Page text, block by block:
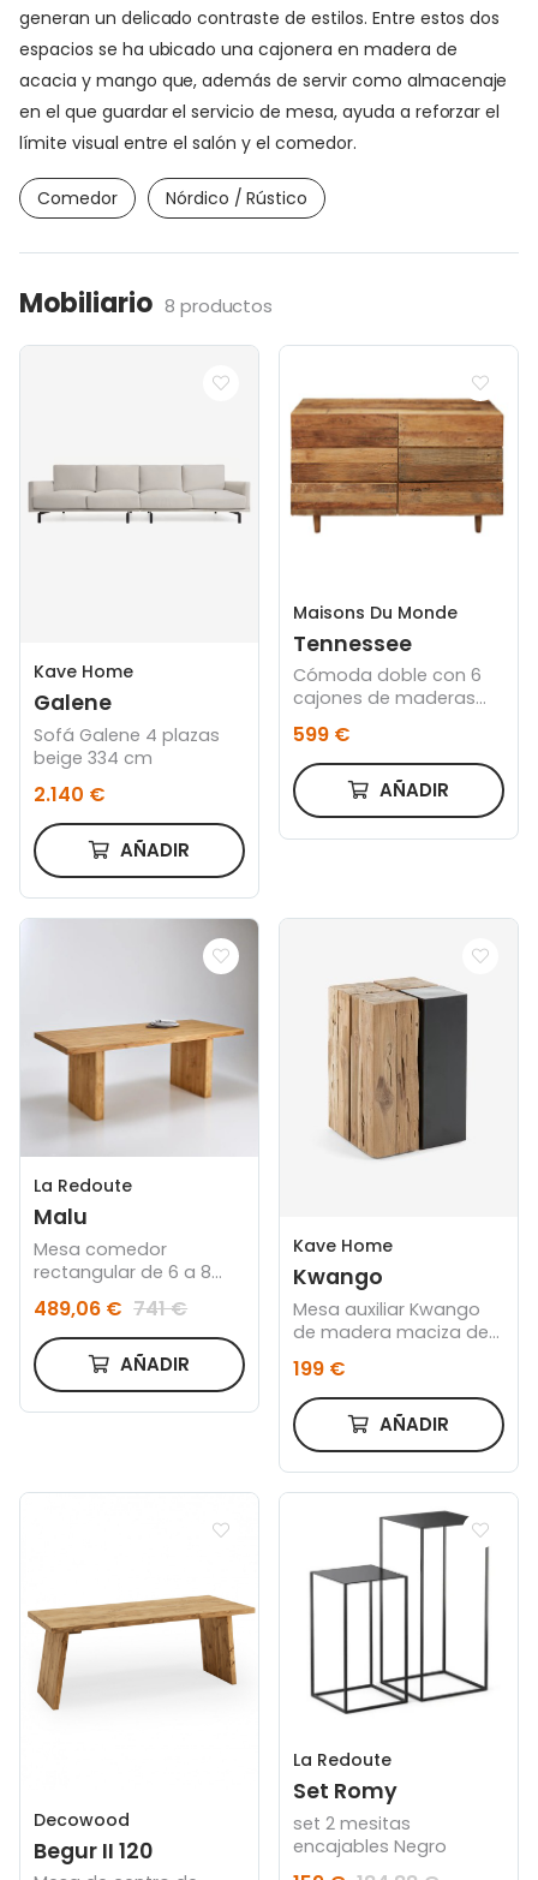
generan un delicado contraste de estilos. Entre estos dos
espacios se ha ubicado una cajonera en madera de
acacia y mango que, además de servir como almacenaje
en el que guardar el servicio de mesa, ayuda a reforzar el
límite visual entre el salón y el comedor.
Comedor Nórdico / Rústico
Mobiliario 8 productos
Kave Home
Galene
Sofá Galene 4 plazas
beige 334 cm
2.140 €
AÑADIR
Maisons Du Monde
Tennessee
Cómoda doble con 6
cajones de maderas
recicladas
599 €
AÑADIR
La Redoute
Malu
Mesa comedor
rectangular de 6 a 8
plazas
489,06 € 741 €
AÑADIR
Kave Home
Kwango
Mesa auxiliar Kwango
de madera maciza de
199 €
AÑADIR
Decowood
Begur II 120
La Redoute
Set Romy
set 2 mesitas
encajables Negro